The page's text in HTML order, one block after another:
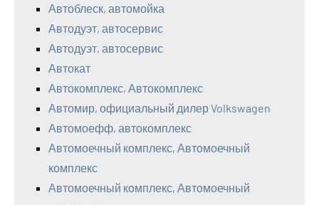
Автоблеск, автомойка
Автодуэт, автосервис
Автодуэт, автосервис
Автокат
Автокомплекс, Автокомплекс
Автомир, официальный дилер Volkswagen
Автомоефф, автокомплекс
Автомоечный комплекс, Автомоечный
комплекс
Автомоечный комплекс, Автомоечный